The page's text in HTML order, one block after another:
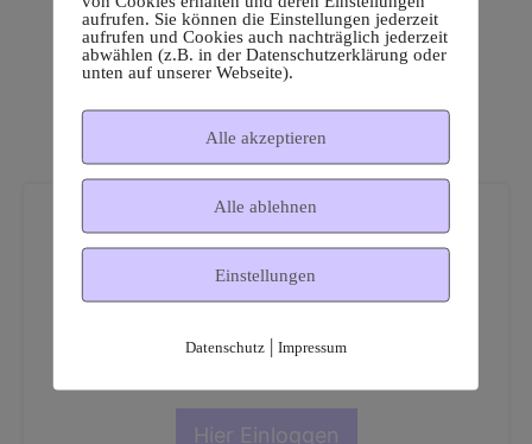
Dies ist ein geschützter
Mitgliederbereich!
Hier Einloggen
aufrufen. Sie können die Einstellungen jederzeit
aufrufen und Cookies auch nachträglich jederzeit
abwählen (z.B. in der Datenschutzerklärung oder
unten auf unserer Webseite).
Alle akzeptieren
Alle ablehnen
Einstellungen
Datenschutz| Impressum